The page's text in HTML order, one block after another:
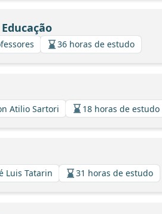
36 horas de estudo
Atilio Sartori 18 horas de estudo
Luis Tatarin 31 horas de estudo